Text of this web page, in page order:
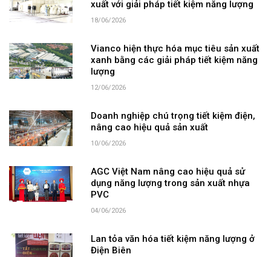
xuất với giải pháp tiết kiệm năng lượng
18/06/2026
Vianco hiện thực hóa mục tiêu sản xuất
xanh bằng các giải pháp tiết kiệm năng
lượng
12/06/2026
Doanh nghiệp chú trọng tiết kiệm điện,
nâng cao hiệu quả sản xuất
10/06/2026
AGC Việt Nam nâng cao hiệu quả sử
dụng năng lượng trong sản xuất nhựa
PVC
04/06/2026
Lan tỏa văn hóa tiết kiệm năng lượng ở
Điện Biên